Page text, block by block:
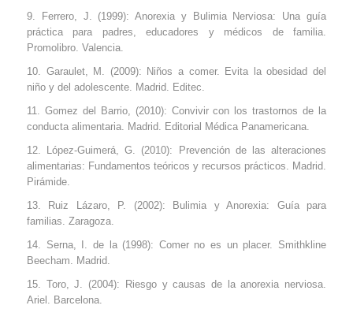
Ferrero, J. (1999): Anorexia y Bulimia Nerviosa: Una guía
práctica para padres, educadores y médicos de familia.
Promolibro. Valencia.
Garaulet, M. (2009): Niños a comer. Evita la obesidad del
niño y del adolescente. Madrid. Editec.
Gomez del Barrio, (2010): Convivir con los trastornos de la
conducta alimentaria. Madrid. Editorial Médica Panamericana.
López-Guimerá, G. (2010): Prevención de las alteraciones
alimentarias: Fundamentos teóricos y recursos prácticos. Madrid.
Pirámide.
Ruiz Lázaro, P. (2002): Bulimia y Anorexia: Guía para
familias. Zaragoza.
Serna, I. de la (1998): Comer no es un placer. Smithkline
Beecham. Madrid.
Toro, J. (2004): Riesgo y causas de la anorexia nerviosa.
Ariel. Barcelona.